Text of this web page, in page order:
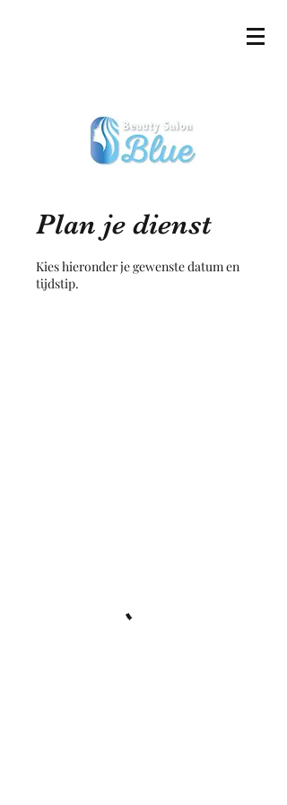
Plan je dienst
Kies hieronder je gewenste datum en
tijdstip.